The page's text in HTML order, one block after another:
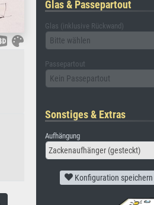
Glas & Passepartout
Glas (inklusive Rückwand)
Bitte wählen
Passepartout
Kein Passepartout
Sonstiges & Extras
Aufhängung
Zackenaufhänger (gesteckt)
Konfiguration